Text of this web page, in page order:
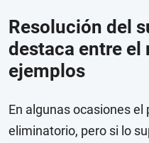
Resolución del
destaca entre
ejemplos
En algunas ocasiones
eliminatorio, pero si lo